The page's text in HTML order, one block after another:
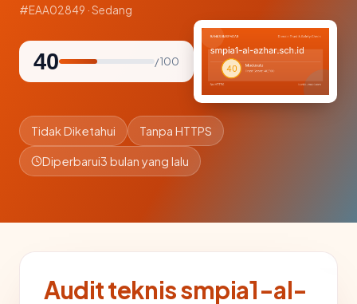
#EAA02849 · Sedang
40 / 100
Tidak Diketahui Tanpa HTTPS
Diperbarui3 bulan yang lalu
Audit teknis smpia1-al-